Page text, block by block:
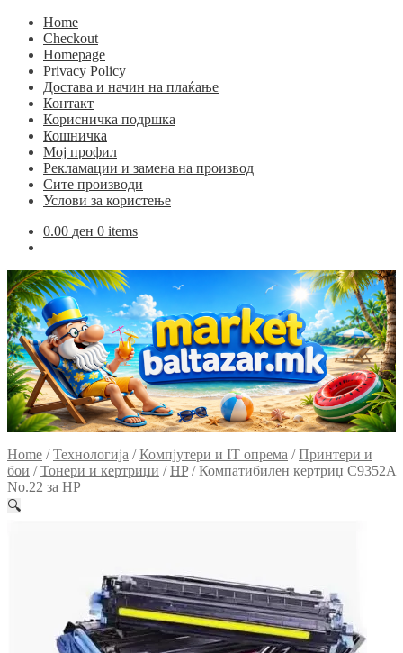
Home
Checkout
Homepage
Privacy Policy
Достава и начин на плаќање
Контакт
Корисничка подршка
Кошничка
Мој профил
Рекламации и замена на производ
Сите производи
Услови за користење
0.00 ден 0 items
Home /Технологија /Компјутери и IT опрема /Принтери и
бои /Тонери и кертриџи /HP/Компатибилен кертриџ C9352A
No.22 за HP
🔍